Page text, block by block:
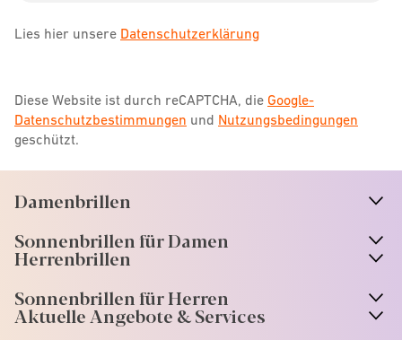
Lies hier unsere Datenschutzerklärung
Diese Website ist durch reCAPTCHA, die Google-
Datenschutzbestimmungen und Nutzungsbedingungen
geschützt.
Damenbrillen
Sonnenbrillen für Damen
Herrenbrillen
Sonnenbrillen für Herren
Aktuelle Angebote & Services